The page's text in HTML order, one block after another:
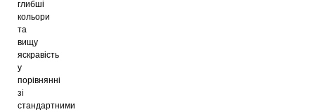
глибші
кольори
та
вищу
яскравість
у
порівнянні
зі
стандартними